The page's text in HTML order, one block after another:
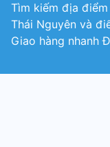
Tìm kiếm địa
Thái Nguyên và
Giao hàng nhanh